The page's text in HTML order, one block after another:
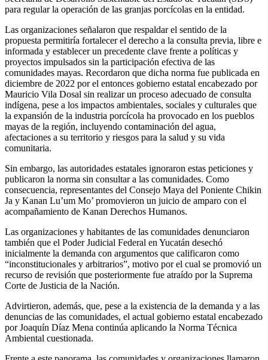
para regular la operación de las granjas porcícolas en la entidad.
Las organizaciones señalaron que respaldar el sentido de la
propuesta permitiría fortalecer el derecho a la consulta previa, libre e
informada y establecer un precedente clave frente a políticas y
proyectos impulsados sin la participación efectiva de las
comunidades mayas. Recordaron que dicha norma fue publicada en
diciembre de 2022 por el entonces gobierno estatal encabezado por
Mauricio Vila Dosal sin realizar un proceso adecuado de consulta
indígena, pese a los impactos ambientales, sociales y culturales que
la expansión de la industria porcícola ha provocado en los pueblos
mayas de la región, incluyendo contaminación del agua,
afectaciones a su territorio y riesgos para la salud y su vida
comunitaria.
Sin embargo, las autoridades estatales ignoraron estas peticiones y
publicaron la norma sin consultar a las comunidades. Como
consecuencia, representantes del Consejo Maya del Poniente Chikin
Ja y Kanan Lu’um Mo’ promovieron un juicio de amparo con el
acompañamiento de Kanan Derechos Humanos.
Las organizaciones y habitantes de las comunidades denunciaron
también que el Poder Judicial Federal en Yucatán desechó
inicialmente la demanda con argumentos que calificaron como
“inconstitucionales y arbitrarios”, motivo por el cual se promovió un
recurso de revisión que posteriormente fue atraído por la Suprema
Corte de Justicia de la Nación.
Advirtieron, además, que, pese a la existencia de la demanda y a las
denuncias de las comunidades, el actual gobierno estatal encabezado
por Joaquín Díaz Mena continúa aplicando la Norma Técnica
Ambiental cuestionada.